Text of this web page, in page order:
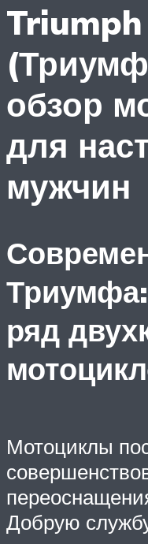
обзор
для
мужчин
ряд
Мотоциклы
Добрую